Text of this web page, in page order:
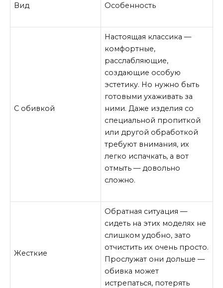
Вид Особенность
С обивкой
Настоящая классика —
комфортные,
расслабляющие,
создающие особую
эстетику. Но нужно быть
готовыми ухаживать за
ними. Даже изделия со
специальной пропиткой
или другой обработкой
требуют внимания, их
легко испачкать, а вот
отмыть — довольно
сложно.
Жесткие
Обратная ситуация —
сидеть на этих моделях не
слишком удобно, зато
отчистить их очень просто.
Прослужат они дольше —
обивка может
истрепаться, потерять